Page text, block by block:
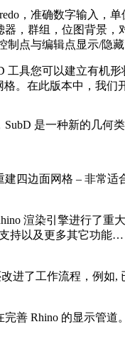
，准确数字输入
，群组，位图背景
点与编辑点显示/隐藏
具您可以建立有机形
。在此版本中，我
是一种新的几
四边面网格 – 非常适
渲染引擎进行了
持以及更多其它功能…
进了工作流程，例
善 Rhino 的显示管